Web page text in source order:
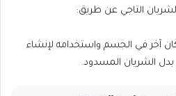
التاجي عن طريق:
آخر في الجسم واستخدامه لإنشاء
الشريان المسدود.